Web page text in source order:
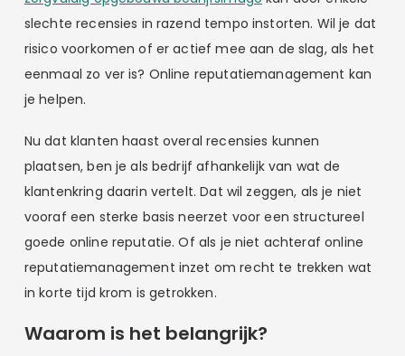
slechte recensies in razend tempo instorten. Wil je dat
risico voorkomen of er actief mee aan de slag, als het
eenmaal zo ver is? Online reputatiemanagement kan
je helpen.
Nu dat klanten haast overal recensies kunnen
plaatsen, ben je als bedrijf afhankelijk van wat de
klantenkring daarin vertelt. Dat wil zeggen, als je niet
vooraf een sterke basis neerzet voor een structureel
goede online reputatie. Of als je niet achteraf online
reputatiemanagement inzet om recht te trekken wat
in korte tijd krom is getrokken.
Waarom is het belangrijk?